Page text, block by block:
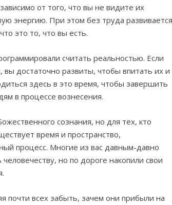
от того, что вы не видите их
энергию. При этом без труда
это то, что вы есть.
считать реальностью. Если
достаточно развиты, чтобы впитать их и
здесь в это время, чтобы завершить
в процессе вознесения.
сознания, но для тех, кто
время и пространство,
процесс. Многие из вас давным-давно
но по дороге накопили свои
почти всех забыть, зачем они прибыли на